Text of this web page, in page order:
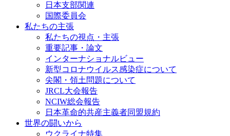
日本支部関連
国際委員会
私たちの主張
私たちの視点・主張
重要記事・論文
インターナショナルビュー
新型コロナウイルス感染症について
尖閣・領土問題について
JRCL大会報告
NCIW総会報告
日本革命的共産主義者同盟規約
世界の闘いから
ウクライナ特集